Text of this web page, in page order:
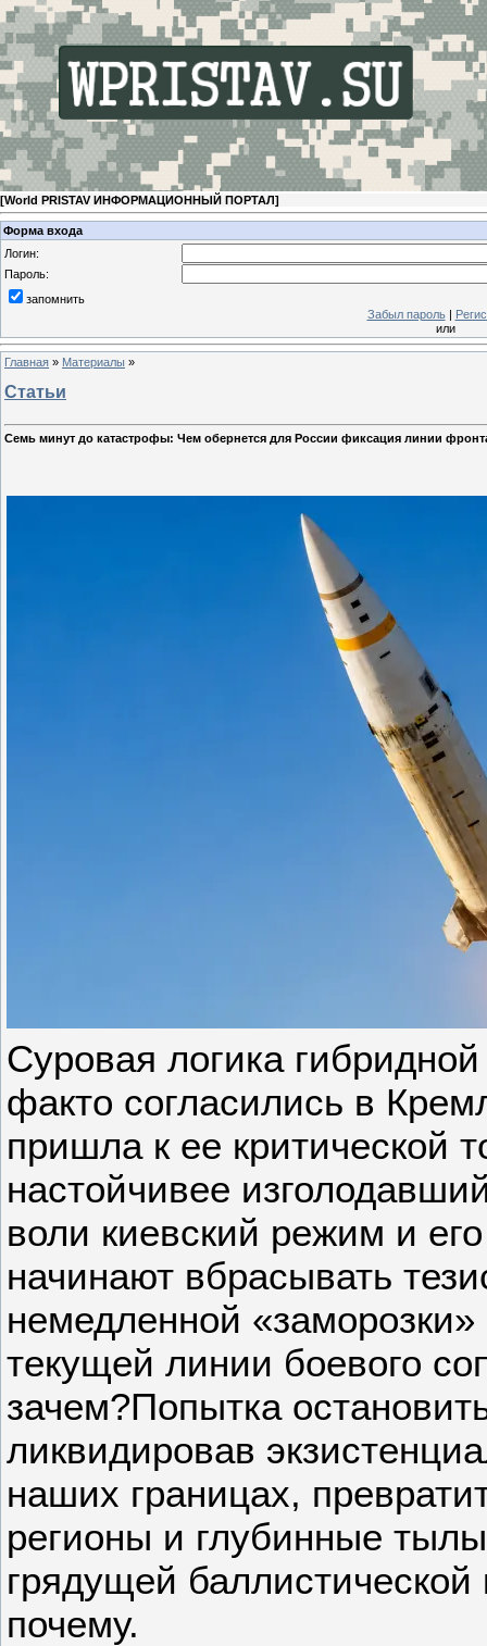
[World PRISTAV ИНФОРМАЦИОННЫЙ ПОРТАЛ]
Форма входа
Логин:
Пароль:
запомнить
Забыл пароль|
или
Главная » Материалы »
Статьи
Семь минут до катастрофы: Чем обернется для России фиксация линии
Суровая логика
факто согласились в
пришла к ее критической
настойчивее
воли киевский режим и
начинают вбрасывать
немедленной
текущей линии боевого
зачем?Попытка
ликвидировав
наших границах,
регионы и глубинные
грядущей
почему.